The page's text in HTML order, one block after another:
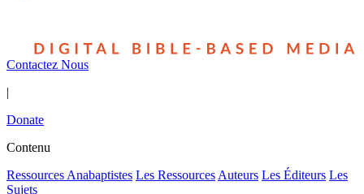
Contactez Nous
|
Donate
Contenu
Ressources Anabaptistes Les Ressources Auteurs Les Éditeurs Les
Sujets